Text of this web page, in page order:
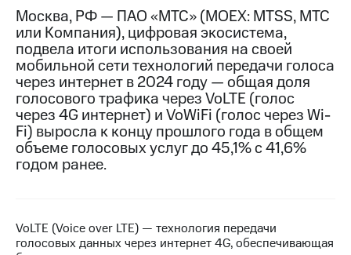
Контакты
Медиа-центр
Пресс-
релизы
МТС
о технологиях
Достижения
Интервью
Контакты
Москва, РФ — ПАО «МТС» (MOEX: MTSS, МТС
или Компания), цифровая экосистема,
подвела итоги использования на своей
мобильной сети технологий передачи голоса
через интернет в 2024 году — общая доля
голосового трафика через VoLTE (голос
через 4G интернет) и VoWiFi (голос через Wi-
Fi) выросла к концу прошлого года в общем
объеме голосовых услуг до 45,1% с 41,6%
годом ранее.
VoLTE (Voice over LTE) — технология передачи
голосовых данных через интернет 4G, обеспечивающая